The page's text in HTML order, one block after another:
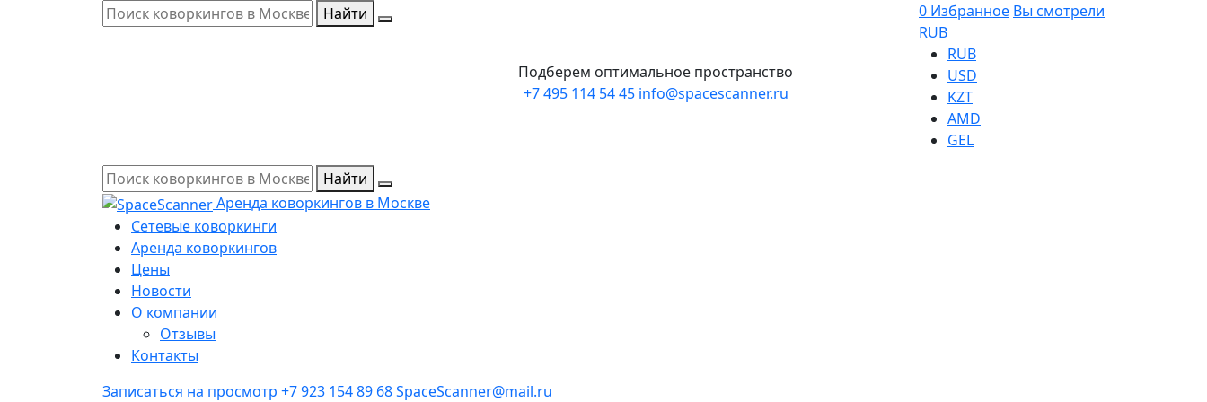
Найти
Подберем оптимальное пространство
+7 495 114 54 45 info@spacescanner.ru
0 Избранное Вы смотрели
RUB
RUB
USD
KZT
AMD
GEL
Найти
Аренда коворкингов в Москве
Сетевые коворкинги
Аренда коворкингов
Цены
Новости
О компании
Отзывы
Контакты
Записаться на просмотр +7 923 154 89 68SpaceScanner@mail.ru